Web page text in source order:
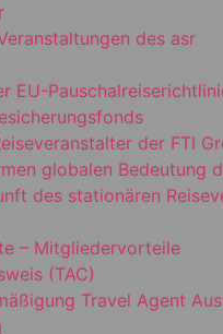
des asr
EU-
der FTI
globalen Bedeutung
des stationären
– Mitgliedervorteile
(TAC)
Travel Agent